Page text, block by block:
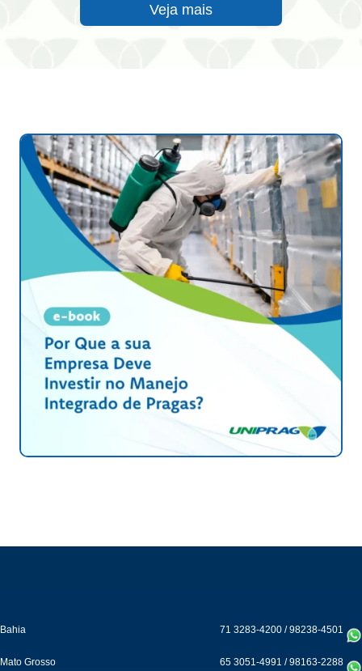
Veja mais
Bahia 71 3283-4200 /98238-4501
Mato Grosso 65 3051-4991 /98163-2288